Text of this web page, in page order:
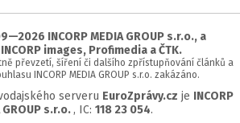
stránky
INCORP MEDIA GROUP s.r.o., a
images, Profimedia a ČTK.
převzetí, šíření či dalšího zpřístupňování článků a
INCORP MEDIA GROUP s.r.o. zakázáno.
serveru EuroZprávy.cz je INCORP
GROUP s.r.o., IC: 118 23 054.